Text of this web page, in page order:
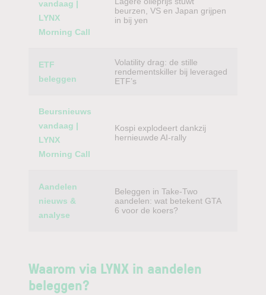
vandaag |
LYNX
Morning Call
beurzen, VS en Japan grijpen
in bij yen
ETF
beleggen
Volatility drag: de stille
rendementskiller bij leveraged
ETF’s
Beursnieuws
vandaag |
LYNX
Morning Call
Kospi explodeert dankzij
hernieuwde AI-rally
Aandelen
nieuws &
analyse
Beleggen in Take-Two
aandelen: wat betekent GTA
6 voor de koers?
Waarom via LYNX in aandelen
beleggen?